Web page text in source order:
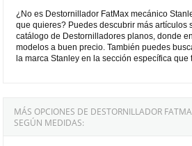
¿No es Destornillador FatMax mecánico
que quieres? Puedes descubrir más artículos
catálogo de Destornilladores planos, donde
modelos a buen precio. También puedes
la marca Stanley en la sección específica que
MÁS OPCIONES DE DESTORNILLADOR
SEGÚN MEDIDAS: